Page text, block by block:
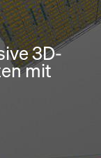
3D-
mit